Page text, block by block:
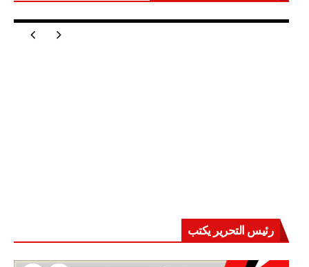
مصر تعيد للعالم اتزانه
رئيس التحرير يكتب